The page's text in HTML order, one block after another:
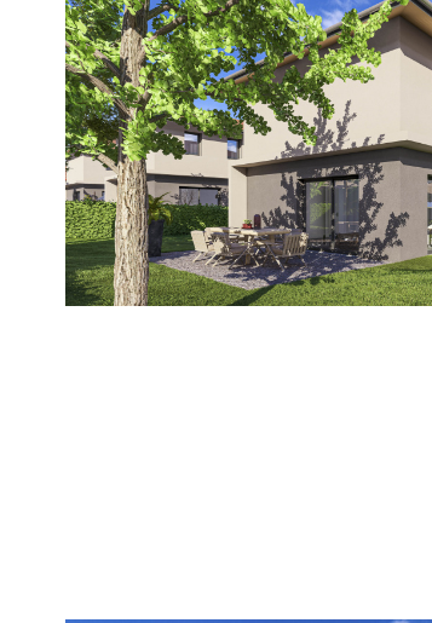
voir le
bien